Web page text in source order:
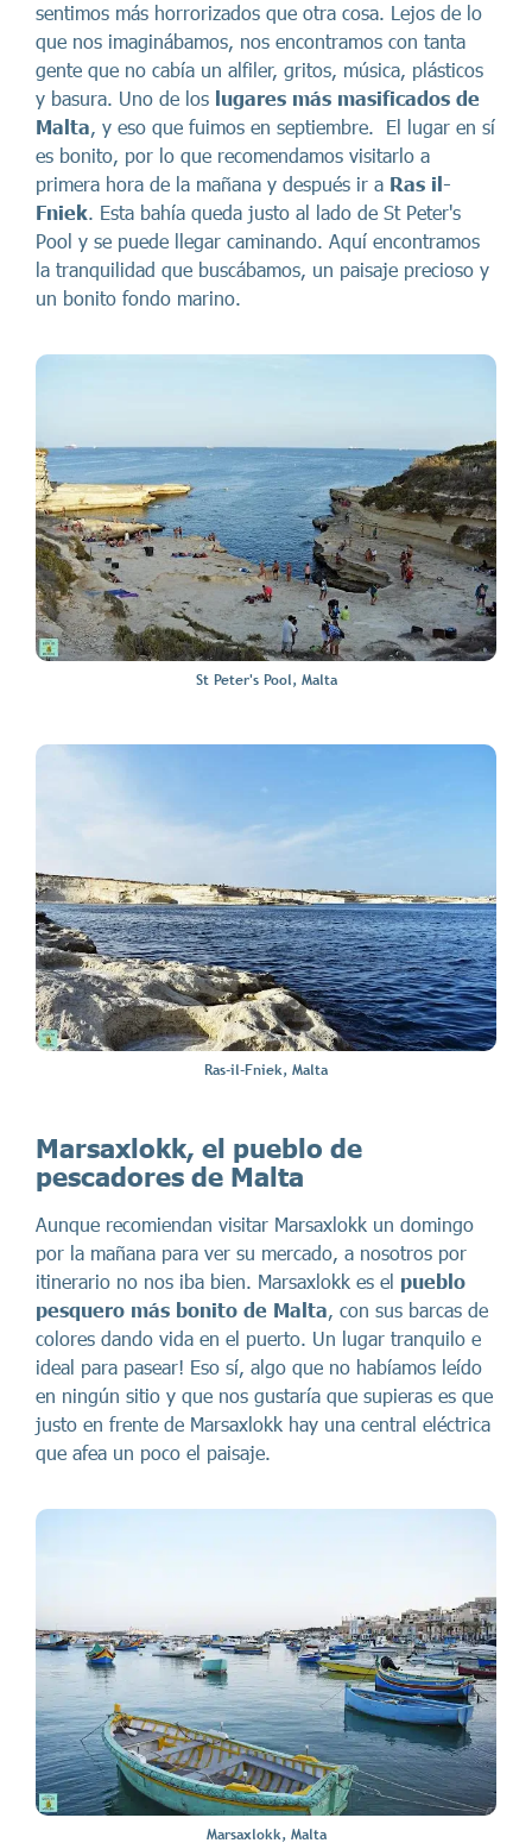
sentimos más horrorizados que otra cosa. Lejos de lo
que nos imaginábamos, nos encontramos con tanta
gente que no cabía un alfiler, gritos, música, plásticos
y basura. Uno de los lugares más masificados de
Malta, y eso que fuimos en septiembre. El lugar en sí
es bonito, por lo que recomendamos visitarlo a
primera hora de la mañana y después ir a Ras il-
Fniek. Esta bahía queda justo al lado de St Peter's
Pool y se puede llegar caminando. Aquí encontramos
la tranquilidad que buscábamos, un paisaje precioso y
un bonito fondo marino.
St Peter's Pool, Malta
Ras-il-Fniek, Malta
Marsaxlokk, el pueblo de
pescadores de Malta
Aunque recomiendan visitar Marsaxlokk un domingo
por la mañana para ver su mercado, a nosotros por
itinerario no nos iba bien. Marsaxlokk es el pueblo
pesquero más bonito de Malta, con sus barcas de
colores dando vida en el puerto. Un lugar tranquilo e
ideal para pasear! Eso sí, algo que no habíamos leído
en ningún sitio y que nos gustaría que supieras es que
justo en frente de Marsaxlokk hay una central eléctrica
que afea un poco el paisaje.
Marsaxlokk, Malta